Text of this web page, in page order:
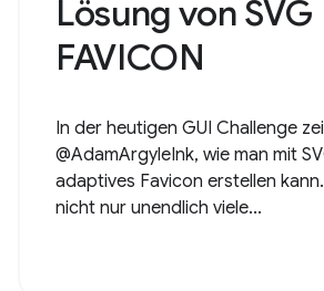
Lösung von SVG
FAVICON
In der heutigen GUI Challenge
@AdamArgyleInk, wie man mit
adaptives Favicon erstellen
nicht nur unendlich viele...